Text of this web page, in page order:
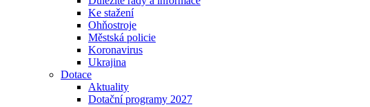
Ke stažení
Ohňostroje
Městská policie
Koronavirus
Ukrajina
Dotace
Aktuality
Dotační programy 2027